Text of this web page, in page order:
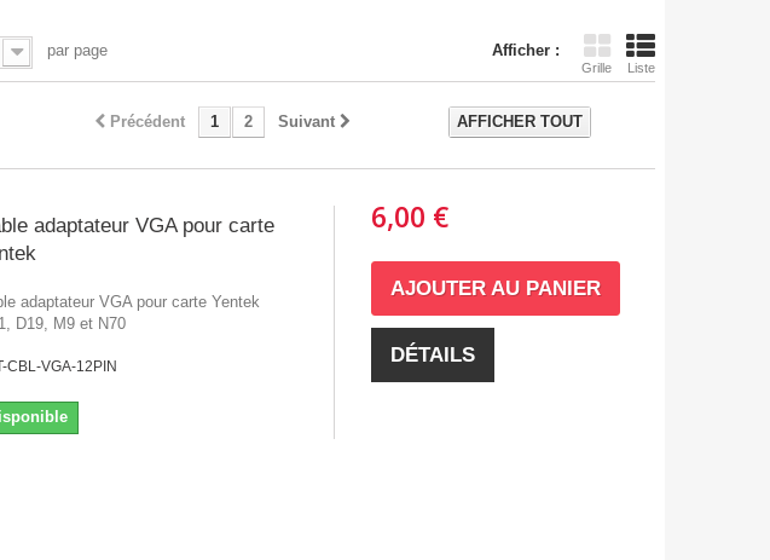
Afficher :
Grille Liste
par page
AFFICHER TOUT
Précédent 1 2 Suivant
adaptateur VGA pour carte
adaptateur VGA pour carte Yentek
D19, M9 et N70
CBL-VGA-12PIN
6,00 €
AJOUTER AU PANIER
DÉTAILS